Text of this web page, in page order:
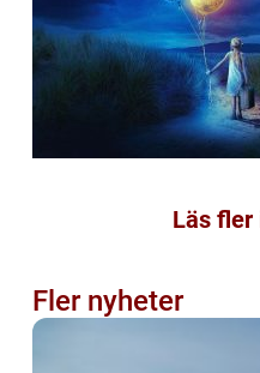
Läs fler
Fler nyheter